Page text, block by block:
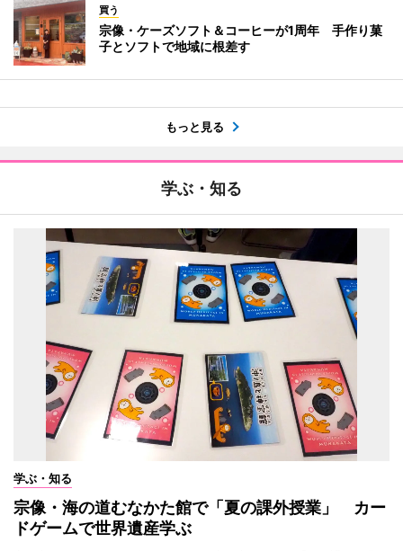
買う
宗像・ケーズソフト＆コーヒーが1周年 手作り菓
子とソフトで地域に根差す
もっと見る
学ぶ・知る
学ぶ・知る
宗像・海の道むなかた館で「夏の課外授業」 カー
ドゲームで世界遺産学ぶ